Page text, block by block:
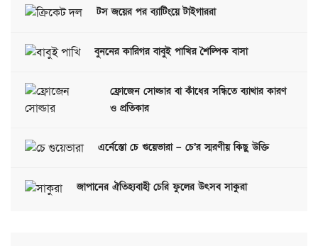
টস জয়ের পর ব্যাটিংয়ে টাইগাররা
বুননের কারিগর বাবুই পাখির শৈল্পিক বাসা
ফ্রোজেন সোল্ডার বা কাঁধের সন্ধিতে ব্যাথার কারণ
ও প্রতিকার
এর্নেস্তো চে গুয়েভারা – চে’র স্মরণীয় কিছু উক্তি
জাপানের ঐতিহ্যবাহী চেরি ফুলের উৎসব সাকুরা